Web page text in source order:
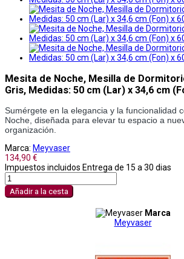
Mesita de Noche, Mesilla de
Gris, Medidas: 50 cm (Lar) x 34,6 cm
Sumérgete en la elegancia y la funcionalidad
Noche, diseñada para elevar tu espacio a
organización.
Marca: Meyvaser
134,90 €
Impuestos incluidos Entrega de 15 a 30 dias
Añadir a la cesta
Marca
Meyvaser